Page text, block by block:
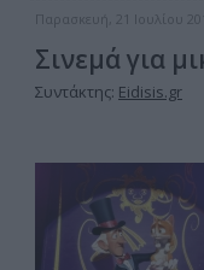
Παρασκευή, 21 Ιουλίου
Σινεμά για
Συντάκτης: Eidisis.gr